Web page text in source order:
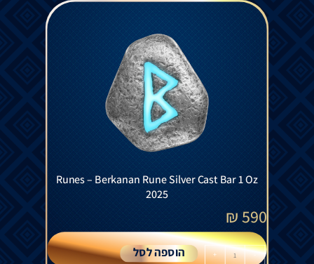
Runes – Berkanan Rune Silver Cast Bar 1 Oz
2025
590
₪
-
+ הוספה לסל